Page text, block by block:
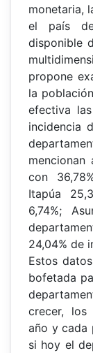
monetaria,
el país
disponible
propone
la
efectiva
incidencia
mencionan
con
Itapúa
6,74%;
24,04% de
Estos
bofetada
crecer, los
año y cada
si hoy el